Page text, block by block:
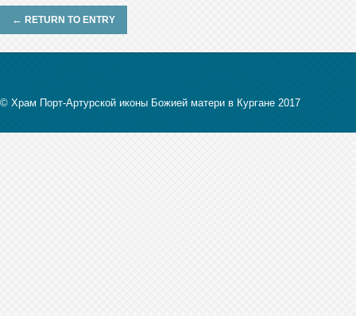
← RETURN TO ENTRY
© Храм Порт-Артурской иконы Божией матери в Кургане 2017